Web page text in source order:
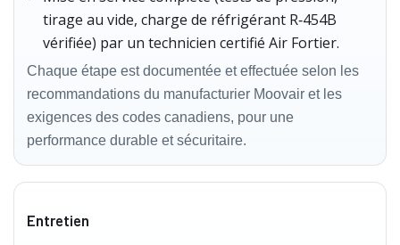
tirage au vide, charge de réfrigérant R‑454B
vérifiée) par un technicien certifié Air Fortier.
Chaque étape est documentée et effectuée selon les
recommandations du manufacturier Moovair et les
exigences des codes canadiens, pour une
performance durable et sécuritaire.
Entretien